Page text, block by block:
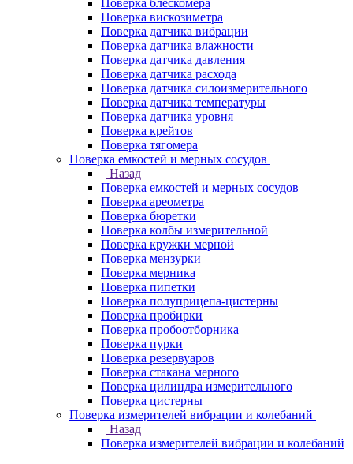
Поверка блескомера
Поверка вискозиметра
Поверка датчика вибрации
Поверка датчика влажности
Поверка датчика давления
Поверка датчика расхода
Поверка датчика силоизмерительного
Поверка датчика температуры
Поверка датчика уровня
Поверка крейтов
Поверка тягомера
Поверка емкостей и мерных сосудов
Назад
Поверка емкостей и мерных сосудов
Поверка ареометра
Поверка бюретки
Поверка колбы измерительной
Поверка кружки мерной
Поверка мензурки
Поверка мерника
Поверка пипетки
Поверка полуприцепа-цистерны
Поверка пробирки
Поверка пробоотборника
Поверка пурки
Поверка резервуаров
Поверка стакана мерного
Поверка цилиндра измерительного
Поверка цистерны
Поверка измерителей вибрации и колебаний
Назад
Поверка измерителей вибрации и колебаний